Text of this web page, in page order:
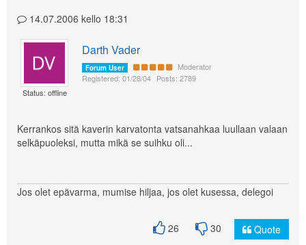
14.07.2006 kello 18:31
Status: offline
Darth Vader
Forum User
Moderator
Registered: 01/28/04 Posts: 2789
Kerrankos sitä kaverin karvatonta vatsanahkaa luullaan valaan
selkäpuoleksi, mutta mikä se suihku oli...
Jos olet epävarma, mumise hiljaa, jos olet kusessa, delegoi
26 30 Quote